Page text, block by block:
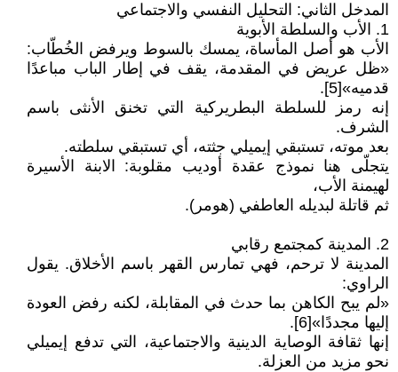
المدخل الثاني: التحليل النفسي والاجتماعي
1. الأب والسلطة الأبوية
الأب هو أصل المأساة، يمسك بالسوط ويرفض الخُطّاب:
«ظل عريض في المقدمة، يقف في إطار الباب مباعدًا
قدميه»[5].
إنه رمز للسلطة البطريركية التي تخنق الأنثى باسم
الشرف.
بعد موته، تستبقي إيميلي جثته، أي تستبقي سلطته.
يتجلّى هنا نموذج عقدة أوديب مقلوبة: الابنة الأسيرة
لهيمنة الأب،
ثم قاتلة لبديله العاطفي (هومر).
2. المدينة كمجتمع رقابي
المدينة لا ترحم، فهي تمارس القهر باسم الأخلاق. يقول
الراوي:
«لم يبح الكاهن بما حدث في المقابلة، لكنه رفض العودة
إليها مجددًا»[6].
إنها ثقافة الوصاية الدينية والاجتماعية، التي تدفع إيميلي
نحو مزيد من العزلة.